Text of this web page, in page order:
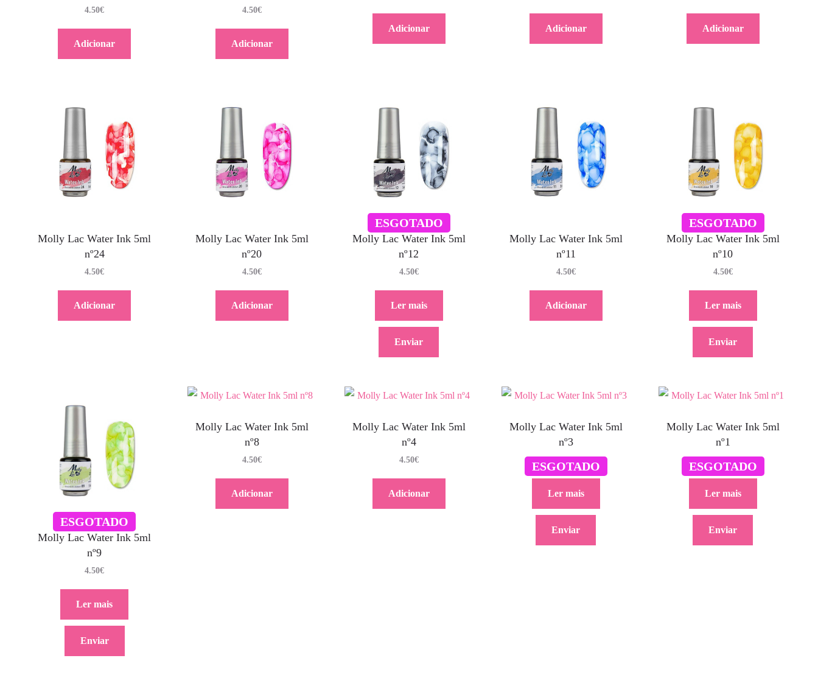
4.50€
Adicionar
4.50€
Adicionar
Adicionar Adicionar Adicionar
Molly Lac Water Ink 5ml
nº24
4.50€
Adicionar
Molly Lac Water Ink 5ml
nº20
4.50€
Adicionar
ESGOTADO
Molly Lac Water Ink 5ml
nº12
4.50€
Ler mais
Enviar
Molly Lac Water Ink 5ml
nº11
4.50€
Adicionar
ESGOTADO
Molly Lac Water Ink 5ml
nº10
4.50€
Ler mais
Enviar
ESGOTADO
Molly Lac Water Ink 5ml
nº9
4.50€
Ler mais
Enviar
Molly Lac Water Ink 5ml
nº8
4.50€
Adicionar
Molly Lac Water Ink 5ml
nº4
4.50€
Adicionar
ESGOTADO
Molly Lac Water Ink 5ml
nº3
Ler mais
Enviar
ESGOTADO
Molly Lac Water Ink 5ml
nº1
Ler mais
Enviar